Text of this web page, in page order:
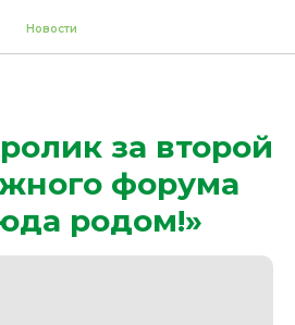
Новости
за второй
форума
родом!»